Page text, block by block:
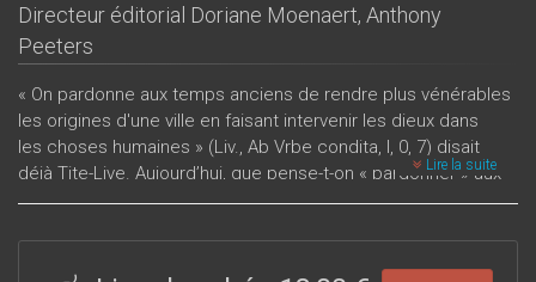
Directeur éditorial Doriane Moenaert, Anthony
Peeters
« On pardonne aux temps anciens de rendre plus vénérables
les origines d'une ville en faisant intervenir les dieux dans
les choses humaines » (Liv., Ab Vrbe condita, I, 0, 7) disait
déjà Tite-Live. Aujourd’hui, que pense-t-on « pardonner » aux
Anciens ? Quelle idée nous faisons-nous de leurs idées,
Lire la suite